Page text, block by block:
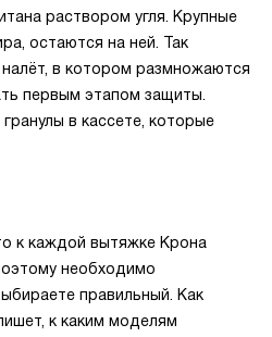
раствором угля. Крупные
остаются на ней. Так
налёт, в котором размножаются
первым этапом защиты.
в кассете, которые
к каждой вытяжке Крона
необходимо
правильный. Как
к каким моделям